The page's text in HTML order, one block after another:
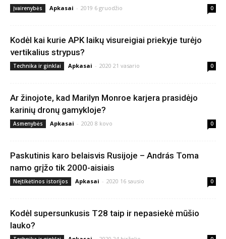
Įvairenybės Apkasai - 2019 6 gruodžio 0
Kodėl kai kurie APK laikų visureigiai priekyje turėjo
vertikalius strypus?
Technika ir ginklai Apkasai - 2020 21 vasario 0
Ar žinojote, kad Marilyn Monroe karjera prasidėjo
karinių dronų gamykloje?
Asmenybės Apkasai - 2020 8 kovo 0
Paskutinis karo belaisvis Rusijoje – András Toma
namo grįžo tik 2000-aisiais
Neįtikėtinos istorijos Apkasai - 2020 16 sausio 0
Kodėl supersunkusis T28 taip ir nepasiekė mūšio
lauko?